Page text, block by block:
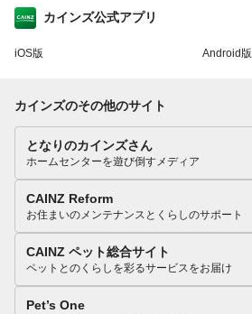
カインズ公式アプリ
iOS版 Android版
カインズのその他のサイト
となりのカインズさん
ホームセンターを遊び倒すメディア
CAINZ Reform
お住まいのメンテナンスとくらしのサポート
CAINZ ペット総合サイト
ペットとのくらしを彩るサービスをお届け
Pet’s One